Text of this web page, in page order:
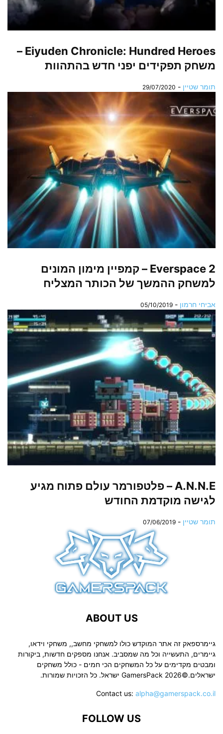
Eiyuden Chronicle: Hundred Heroes –
משחק תפקידים יפני חדש בהתהוות
תומר שטיין -
29/07/2020
Everspace 2 – קמפיין מימון המונים
למשחק ההמשך של הכותר המצליח
אביחי חרמון -
05/10/2019
A.N.N.E – פלטפורמר עולם פתוח מגיע
לגישה מוקדמת החודש
תומר שטיין -
07/06/2019
ABOUT US
גיימרספאק זה אתר המוקדש כולו למשחקי מחשב,, משחקי וידאו,
גיימרים, התעשייה וכל מה שמסביב. אנחנו מספקים חדשות, ביקורות
ומבטים מקדימים על כל המשחקים הכי חמים - כולל משחקים
ישראלים.©2026 GamersPack ישראל. כל הזכויות שמורות.
Contact us: alpha@gamerspack.co.il
FOLLOW US